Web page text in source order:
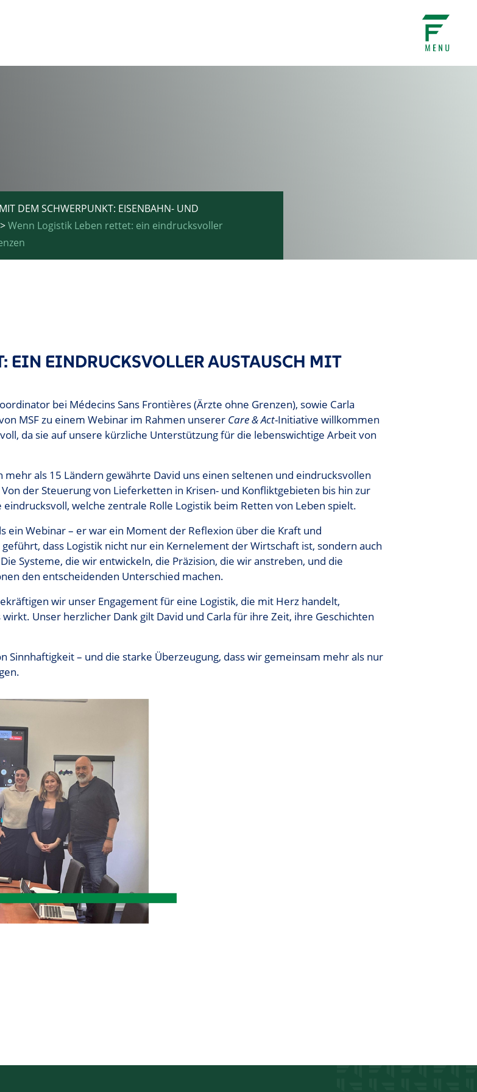
DEM SCHWERPUNKT: EISENBAHN- UND
>Wenn Logistik Leben rettet: ein eindrucksvoller
Twitter
Facebook
LinkedIn
Email
EIN EINDRUCKSVOLLER AUSTAUSCH MIT
bei Médecins Sans Frontières (Ärzte ohne Grenzen), sowie Carla
MSF zu einem Webinar im Rahmen unserer Care & Act-Initiative willkommen
da sie auf unsere kürzliche Unterstützung für die lebenswichtige Arbeit von
als 15 Ländern gewährte David uns einen seltenen und eindrucksvollen
der Steuerung von Lieferketten in Krisen- und Konfliktgebieten bis hin zur
welche zentrale Rolle Logistik beim Retten von Leben spielt.
ein Webinar – er war ein Moment der Reflexion über die Kraft und
dass Logistik nicht nur ein Kernelement der Wirtschaft ist, sondern auch
Systeme, die wir entwickeln, die Präzision, die wir anstreben, und die
den entscheidenden Unterschied machen.
wir unser Engagement für eine Logistik, die mit Herz handelt,
Unser herzlicher Dank gilt David und Carla für ihre Zeit, ihre Geschichten
Sinnhaftigkeit – und die starke Überzeugung, dass wir gemeinsam mehr als nur